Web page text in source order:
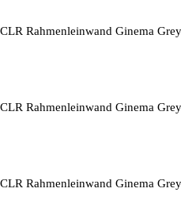
CLR Rahmenleinwand Ginema
CLR Rahmenleinwand Ginema
CLR Rahmenleinwand Ginema